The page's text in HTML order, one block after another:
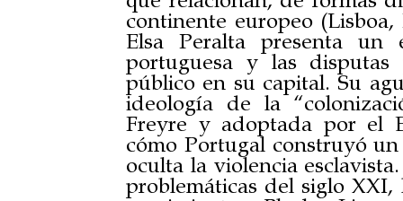
continente europeo
Elsa Peralta presenta un
portuguesa y las disputas
público en su capital. Su
ideología de la
Freyre y adoptada por el
cómo Portugal construyó
oculta la violencia
problemáticas del siglo